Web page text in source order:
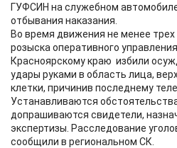
ГУФСИН на служебном
отбывания наказания.
Во время движения не менее трех
розыска оперативного
Красноярскому краю избили
удары руками в область лица,
клетки, причинив последнему
Устанавливаются
допрашиваются свидетели,
экспертизы. Расследование
сообщили в региональном СК.